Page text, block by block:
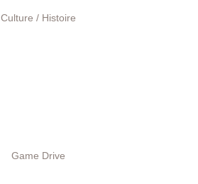
Culture / Histoire
Game Drive